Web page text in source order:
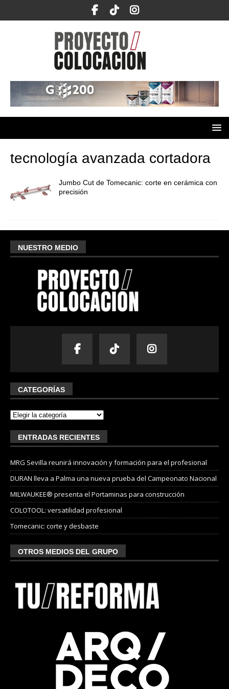
tecnología avanzada cortadora
Jumbo Cut de Tomecanic: corte en cerámica con
precisión
NUESTRO MEDIO
CATEGORÍAS
ENTRADAS RECIENTES
MRG Sevilla reunirá innovación y formación para el profesional
DURAN lleva a Palma una nueva prueba del Campeonato Nacional
MILWAUKEE® presenta el Portaminas para construcción
COLOTOOL: versatilidad profesional
Tomecanic: corte y desbaste
OTROS MEDIOS DEL GRUPO